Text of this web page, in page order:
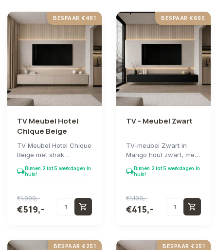
BESPAAR €481
TV Meubel Hotel
Chique Beige
TV Meubel Hotel Chique
Beige met strak
en subtiel afgeron...
local_shippingBinnen 2 tot 5 werkdagen in
huis!
€1.000,-
€519,- shopping_cart
BESPAAR €685
TV - Meubel Zwart
TV-meubel Zwart in
Mango hout zwart, met
afwerking die ook aan
local_shippingBinnen 2 tot 5 werkdagen in
huis!
€1.100,-
€415,- shopping_cart
BESPAAR €251 BESPAAR €251